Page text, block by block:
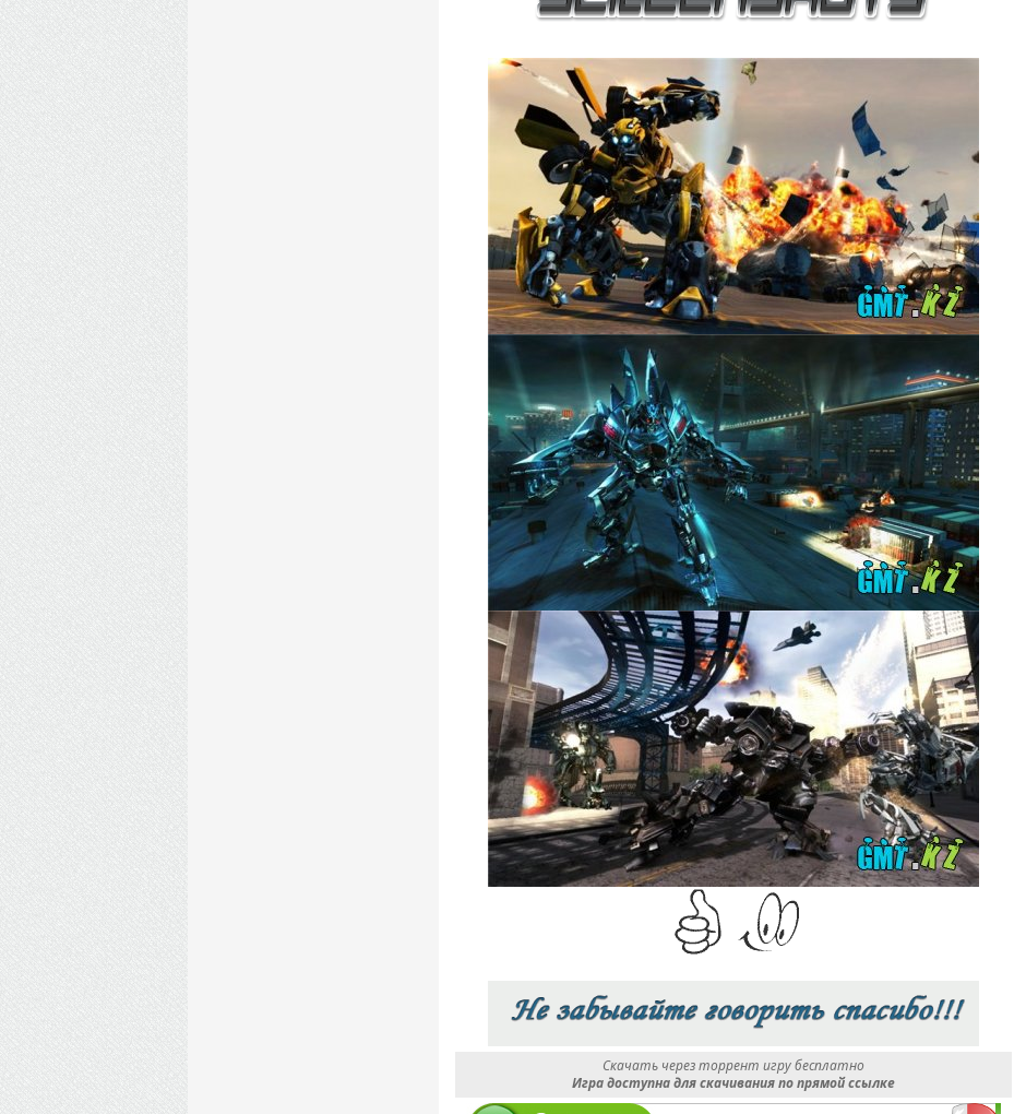
Скачать через торрент игру бесплатно
Игра доступна для скачивания по прямой ссылке